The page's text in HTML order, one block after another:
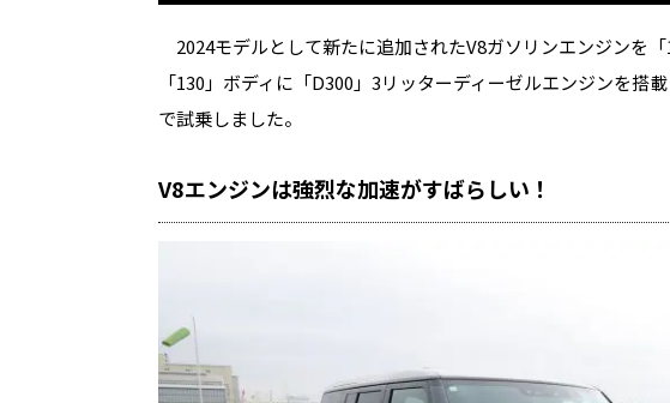
2024モデルとして新たに追加されたV8ガソリンエンジンを「
「130 」ボディに「D300 」 3リッターディーゼルエンジンを搭
で試乗しました。
V8エンジンは強烈な加速がすばらしい！